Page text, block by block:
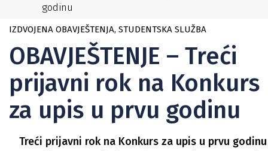
godinu
21/09/2022
NEDIM
IZDVOJENA OBAVJEŠTENJA, STUDENTSKA SLUŽBA
OBAVJEŠTENJE – Treći
prijavni rok na Konkurs
za upis u prvu godinu
Treći prijavni rok na Konkurs za upis u prvu godinu